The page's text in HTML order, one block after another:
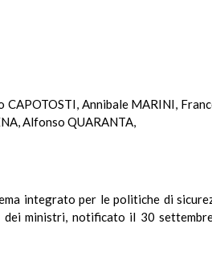
Annibale MARINI,
Alfonso QUARANTA,
integrato per le politiche di
dei ministri, notificato il 30